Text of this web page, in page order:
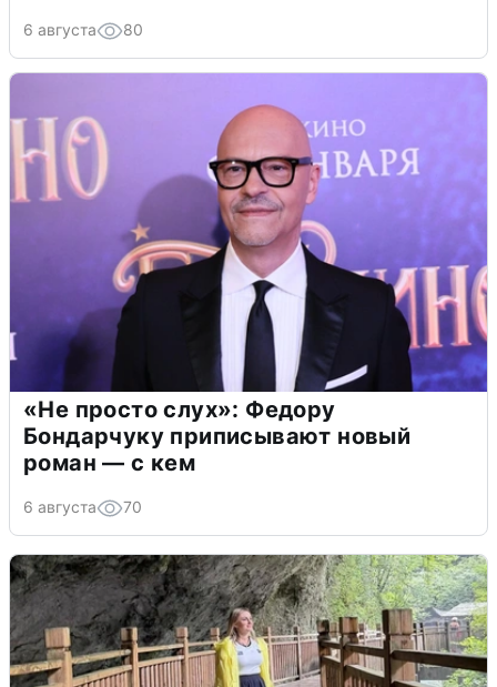
6 августа 80
«Не просто слух»: Федору
Бондарчуку приписывают новый
роман — с кем
6 августа 70